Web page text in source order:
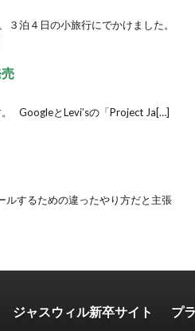
泊４日の小旅行にでかけました。
GoogleとLevi’sの「Project Ja[…]
ルするための違ったやり方だと主張
ジャスウィル新卒サイト プ